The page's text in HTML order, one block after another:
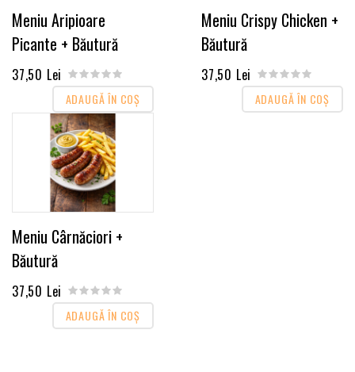
Meniu Aripioare
Picante + Băutură
37,50 Lei
ADAUGĂ ÎN COŞ
Meniu Crispy Chicken +
Băutură
37,50 Lei
ADAUGĂ ÎN COŞ
Meniu Cârnăciori +
Băutură
37,50 Lei
ADAUGĂ ÎN COŞ